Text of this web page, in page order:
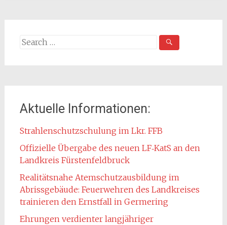
Search
Aktuelle Informationen:
Strahlenschutzschulung im Lkr. FFB
Offizielle Übergabe des neuen LF‑KatS an den
Landkreis Fürstenfeldbruck
Realitätsnahe Atemschutzausbildung im
Abrissgebäude: Feuerwehren des Landkreises
trainieren den Ernstfall in Germering
Ehrungen verdienter langjähriger